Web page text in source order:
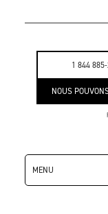
1 844
NOUS
MENU